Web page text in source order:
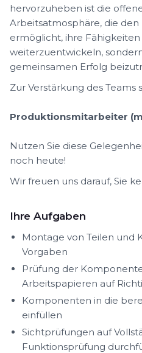
hervorzuheben ist die
Arbeitsatmosphäre, die
ermöglicht, ihre
weiterzuentwickeln,
gemeinsamen Erfolg
Zur Verstärkung des Teams
Produktionsmitarbeiter
Nutzen Sie diese
noch heute!
Wir freuen uns darauf, Sie
Ihre Aufgaben
Montage von Teilen und
Vorgaben
Prüfung der
Arbeitspapieren auf
Komponenten in die
einfüllen
Sichtprüfungen auf
Funktionsprüfung